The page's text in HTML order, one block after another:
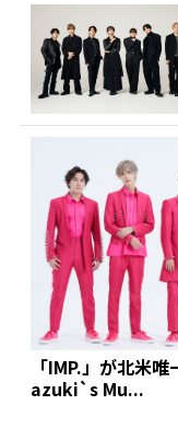
「IMP.」が北米
azuki`s Mu...